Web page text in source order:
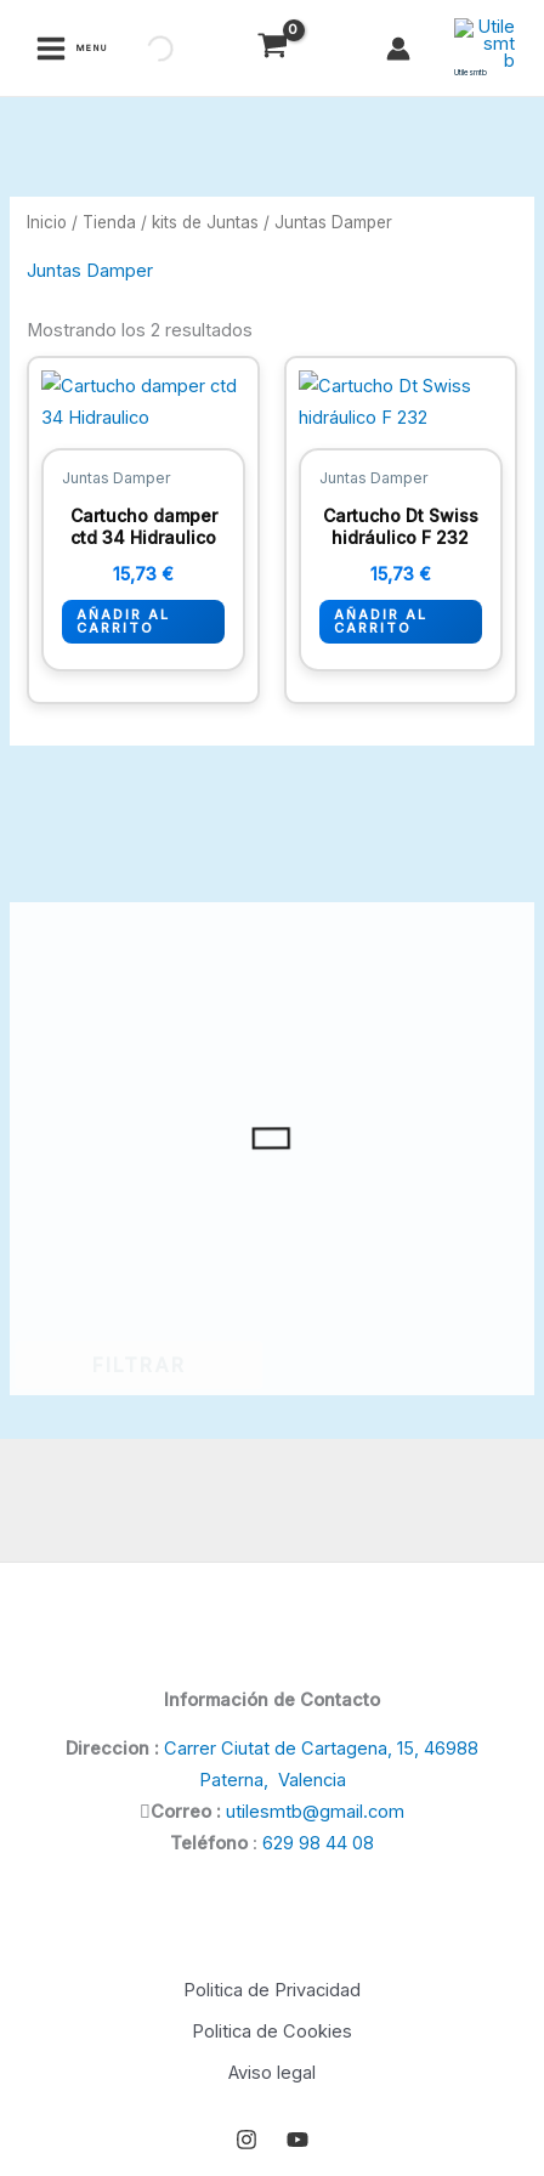
MENU
Utilesmtb
Inicio / Tienda / kits de Juntas / Juntas Damper
Juntas Damper
Mostrando los 2 resultados
Juntas Damper
Cartucho damper
ctd 34 Hidraulico
15,73€
AÑADIR AL
CARRITO
Juntas Damper
Cartucho Dt Swiss
hidráulico F 232
15,73 €
AÑADIR AL
CARRITO
Información de Contacto
Direccion : Carrer Ciutat de Cartagena, 15, 46988
Paterna, Valencia
Correo : utilesmtb@gmail.com
Teléfono : 629 98 44 08
Politica de Privacidad
Politica de Cookies
Aviso legal